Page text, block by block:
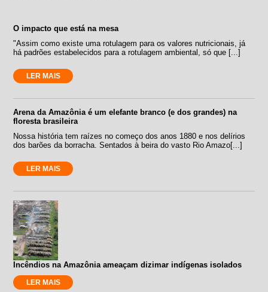
O impacto que está na mesa
"Assim como existe uma rotulagem para os valores nutricionais, já
há padrões estabelecidos para a rotulagem ambiental, só que [...]
LER MAIS
Arena da Amazônia é um elefante branco (e dos grandes) na
floresta brasileira
Nossa história tem raízes no começo dos anos 1880 e nos delírios
dos barões da borracha. Sentados à beira do vasto Rio Amazo[...]
LER MAIS
Incêndios na Amazônia ameaçam dizimar indígenas isolados
LER MAIS